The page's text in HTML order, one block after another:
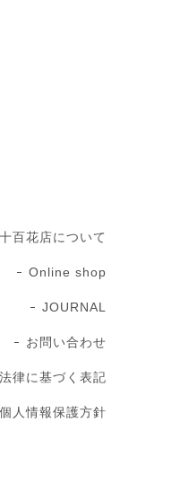
百花店について
Online shop
JOURNAL
お問い合わせ
法律に基づく表記
個人情報保護方針